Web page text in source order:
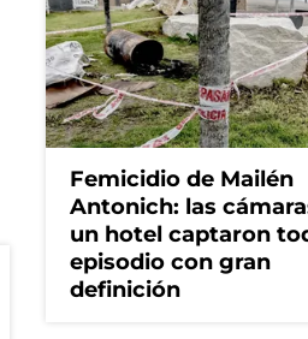
Femicidio de Mailén
Antonich: las
un hotel captaron
episodio con gran
definición